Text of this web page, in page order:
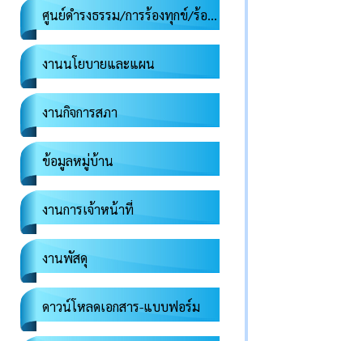
ศูนย์ดำรงธรรม/การร้องทุกข์/ร้องเรียน
งานนโยบายและแผน
งานกิจการสภา
ข้อมูลหมู่บ้าน
งานการเจ้าหน้าที่
งานพัสดุ
ดาวน์โหลดเอกสาร-แบบฟอร์ม